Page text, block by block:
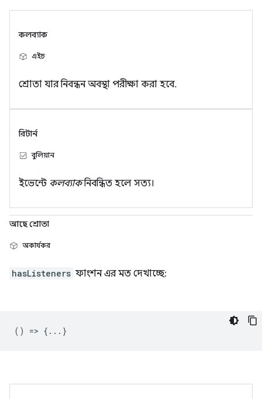
কলব্যাক
এইচ
শ্রোতা যার নিবন্ধন অবস্থা পরীক্ষা করা হবে.
রিটার্ন
বুলিয়ান
ইভেন্টে কলব্যাকনিবন্ধিত হলে সত্য।
আছে শ্রোতা
অকার্যকর
hasListeners ফাংশন এর মত দেখাচ্ছে:
() => {...}